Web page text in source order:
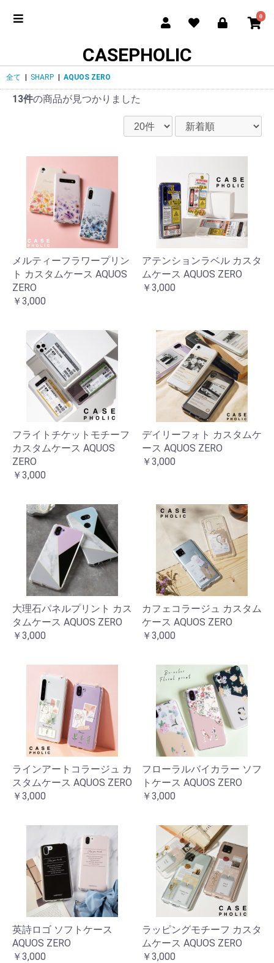
0
CASEPHOLIC
全て | SHARP | AQUOS ZERO
13件の商品が見つかりました
メルティーフラワープリン
ト カスタムケース AQUOS
ZERO
￥3,000
アテンションラベル カスタ
ムケース AQUOS ZERO
￥3,000
フライトチケットモチーフ
カスタムケース AQUOS
ZERO
￥3,000
デイリーフォト カスタムケ
ース AQUOS ZERO
￥3,000
大理石パネルプリント カス
タムケース AQUOS ZERO
￥3,000
カフェコラージュ カスタム
ケース AQUOS ZERO
￥3,000
ラインアートコラージュ カ
スタムケース AQUOS ZERO
￥3,000
フローラルバイカラー ソフ
トケース AQUOS ZERO
￥3,000
英詩ロゴ ソフトケース
AQUOS ZERO
￥3,000
ラッピングモチーフ カスタ
ムケース AQUOS ZERO
￥3,000